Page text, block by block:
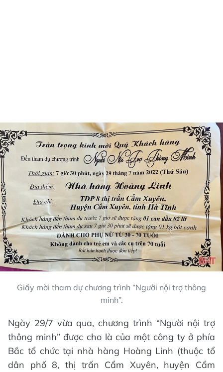
Giấy mời tham dự chương trình “Người nội trợ thông
minh”.
Ngày 29/7 vừa qua, chương trình “Người nội trợ
thông minh” được cho là của một công ty ở phía
Bắc tổ chức tại nhà hàng Hoàng Linh (thuộc tổ
dân phố 8, thị trấn Cẩm Xuyên, huyện Cẩm